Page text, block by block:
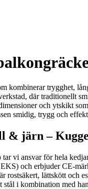
kombinerar trygghet,
där traditionellt
och ytskikt
smidig, trygg och
& järn –
vi ansvar för hela
och erbjuder CE-
rostsäkert, lättskött och
stål i kombination med